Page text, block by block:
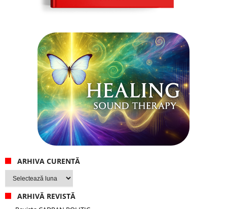
ARHIVA CURENTĂ
Arhiva
curentă
ARHIVĂ REVISTĂ